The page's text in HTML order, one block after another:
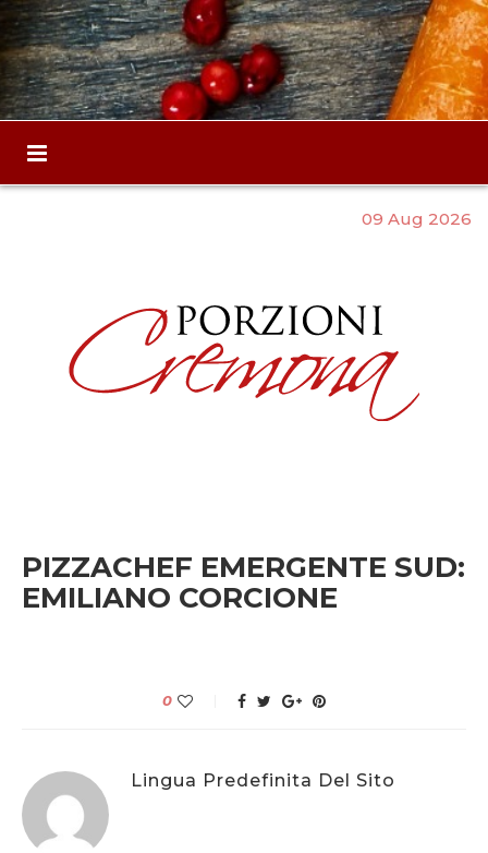
09 Aug 2026
PIZZACHEF EMERGENTE SUD:
EMILIANO CORCIONE
0
Lingua Predefinita Del Sito